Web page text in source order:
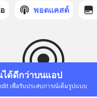
ด้ดีกว่าบนแอป
เพื่อรับประสบการณ์เต็มรูปแบบ
พอดแคสต์